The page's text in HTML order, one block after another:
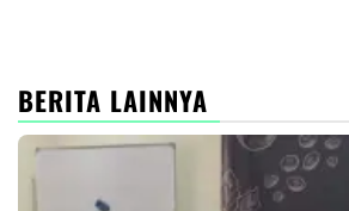
BERITA LAINNYA